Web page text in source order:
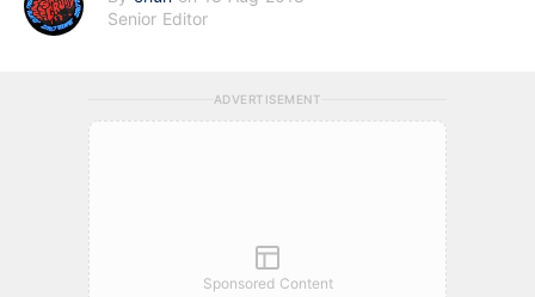
Senior Editor
ADVERTISEMENT
Sponsored Content